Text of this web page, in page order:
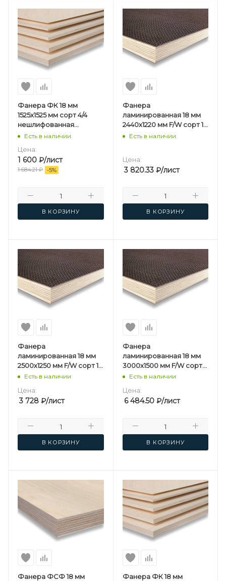
Фанера ФК 18 мм
1525х1525 мм сорт 4/4
нешлифованная
березовая
Есть в наличии
Цена:
1 600 ₽/лист
1 684.21₽ -5%
В КОРЗИНУ
Фанера
ламинированная 18 мм
2440х1220 мм F/W сорт 1/1
березовая
Есть в наличии
Цена:
3 820.33₽/лист
В КОРЗИНУ
Фанера
ламинированная 18 мм
2500х1250 мм F/W сорт 1/1
березовая
Есть в наличии
Цена:
3 728 ₽/лист
В КОРЗИНУ
Фанера
ламинированная 18 мм
3000х1500 мм F/W сорт
1/1 березовая
Есть в наличии
Цена:
6 484.50₽/лист
В КОРЗИНУ
Фанера ФСФ 18 мм
Фанера ФК 18 мм